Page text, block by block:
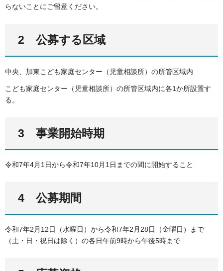
らないことにご留意ください。
2 公募する区域
中央、加東こども家庭センター（児童相談所）の所管区域内
こども家庭センター（児童相談所）の所管区域内に各1か所設置す
る。
3 事業開始時期
令和7年4月1日から令和7年10月1日までの間に開始すること
4 公募期間
令和7年2月12日（水曜日）から令和7年2月28日（金曜日）まで
（土・日・祝日は除く）の各日午前9時から午後5時まで